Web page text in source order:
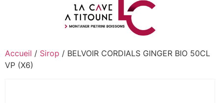
Accueil / Sirop / BELVOIR CORDIALS GINGER BIO 50CL
VP (X6)